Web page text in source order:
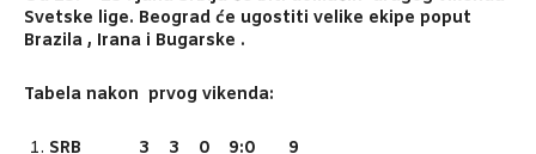
Svetske lige. Beograd će ugostiti velike ekipe poput
Brazila , Irana i Bugarske .
Tabela nakon prvog vikenda:
SRB 3 3 0 9:0 9